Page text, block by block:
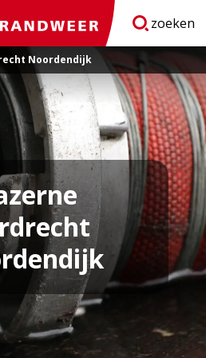
Brandweer zoeken
Noordendijk